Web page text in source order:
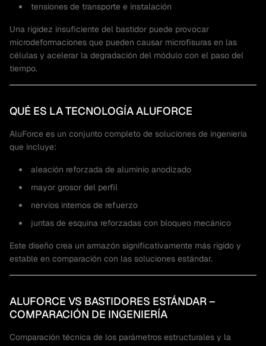
tensiones de transporte e instalación
Una rigidez insuficiente del bastidor puede provocar
microdeformaciones que pueden causar microfisuras en las
células y acelerar la degradación del módulo con el paso del
tiempo.
QUÉ ES LA TECNOLOGÍA ALUFORCE
AluForce es un conjunto completo de soluciones de ingeniería
que incluye:
aleación reforzada de aluminio anodizado
mayor grosor del perfil
nervios internos de refuerzo
juntas de esquina reforzadas con bloqueo mecánico
Este diseño crea un armazón significativamente más rígido y
estable en comparación con las soluciones estándar.
ALUFORCE VS BASTIDORES ESTÁNDAR –
COMPARACIÓN DE INGENIERÍA
Comparación técnica de los parámetros estructurales y la